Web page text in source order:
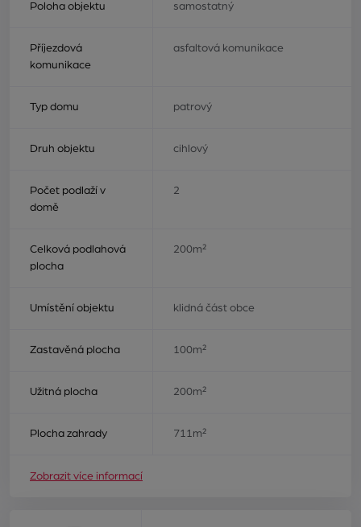
Poloha objektu samostatný
Příjezdová
komunikace
asfaltová komunikace
Typ domu patrový
Druh objektu cihlový
Počet podlaží v
domě
2
Celková podlahová
plocha
200m²
Umístění objektu klidná část obce
Zastavěná plocha 100m²
Užitná plocha 200m²
Plocha zahrady 711m²
Zobrazit více informací